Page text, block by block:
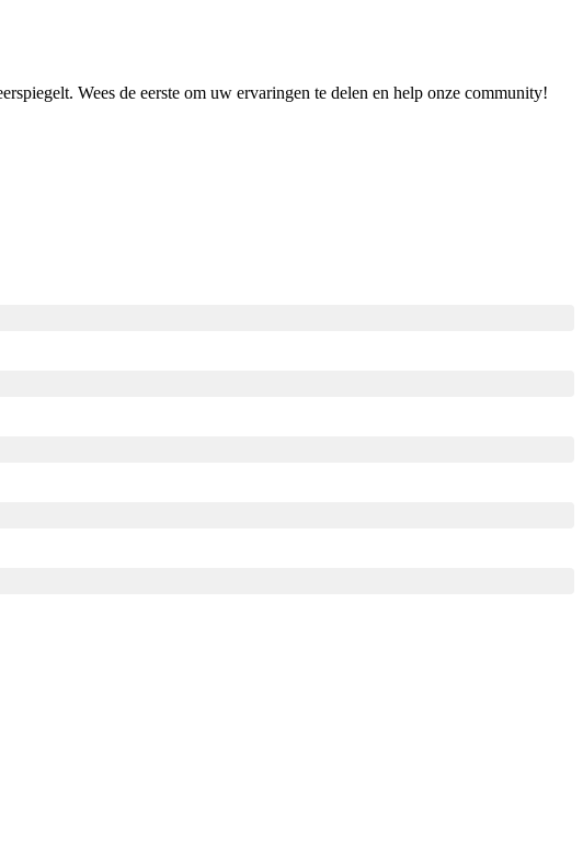
Wees de eerste om uw ervaringen te delen en help onze community!